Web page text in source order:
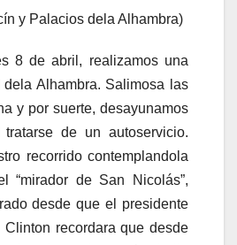
y Palacios dela Alhambra)
8 de abril, realizamos una
Alhambra. Salimosa las
y por suerte, desayunamos
de un autoservicio.
recorrido contemplandola
“mirador de San Nicolás”,
desde que el presidente
recordara que desde